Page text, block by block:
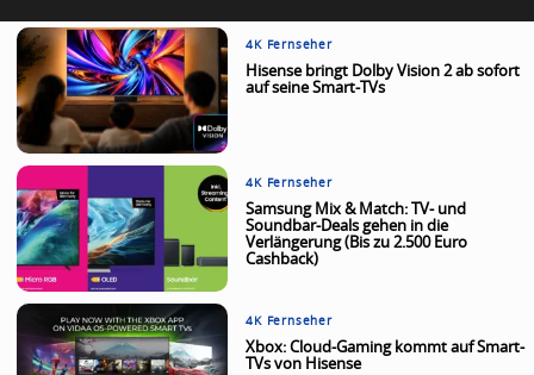
4K Fernseher
Hisense bringt Dolby Vision 2 ab sofort
auf seine Smart-TVs
4K Fernseher
Samsung Mix & Match: TV- und
Soundbar-Deals gehen in die
Verlängerung (Bis zu 2.500 Euro
Cashback)
4K Fernseher
Xbox: Cloud-Gaming kommt auf Smart-
TVs von Hisense